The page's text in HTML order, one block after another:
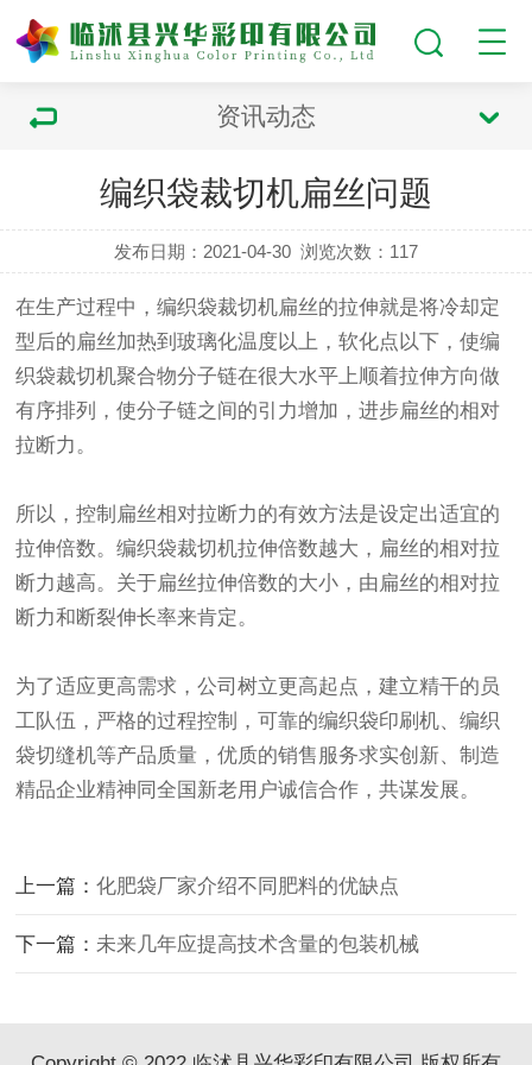
资讯动态
编织袋裁切机扁丝问题
发布日期：2021-04-30 浏览次数： 117
在生产过程中，编织袋裁切机扁丝的拉伸就是将冷却定
型后的扁丝加热到玻璃化温度以上，软化点以下，使编
织袋裁切机聚合物分子链在很大水平上顺着拉伸方向做
有序排列，使分子链之间的引力增加，进步扁丝的相对
拉断力。
所以，控制扁丝相对拉断力的有效方法是设定出适宜的
拉伸倍数。编织袋裁切机拉伸倍数越大，扁丝的相对拉
断力越高。关于扁丝拉伸倍数的大小，由扁丝的相对拉
断力和断裂伸长率来肯定。
为了适应更高需求，公司树立更高起点，建立精干的员
工队伍，严格的过程控制，可靠的编织袋印刷机、编织
袋切缝机等产品质量，优质的销售服务求实创新、制造
精品企业精神同全国新老用户诚信合作，共谋发展。
上一篇：化肥袋厂家介绍不同肥料的优缺点
下一篇：未来几年应提高技术含量的包装机械